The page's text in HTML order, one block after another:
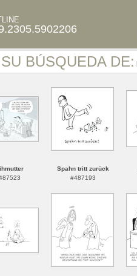
BÚSQUEDA DE:
Spahn tritt zurück
#487193